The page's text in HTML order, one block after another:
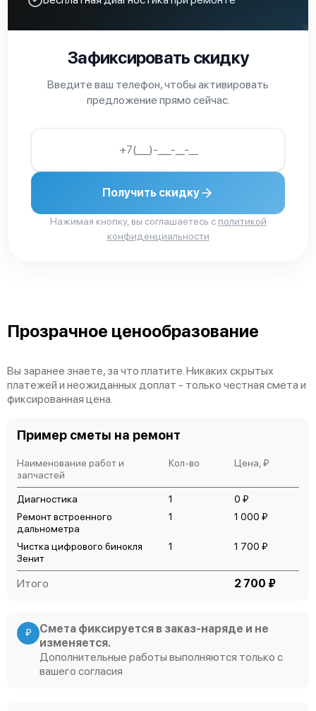
Зафиксировать скидку
Введите ваш телефон, чтобы активировать
предложение прямо сейчас.
Получить скидку
Нажимая кнопку, вы соглашаетесь с политикой
конфиденциальности
Прозрачное ценообразование
Вы заранее знаете, за что платите. Никаких скрытых
платежей и неожиданных доплат - только честная смета и
фиксированная цена.
Пример сметы на ремонт
Наименование работ и
запчастей
Кол-во Цена, ₽
Диагностика 1
0 ₽
Ремонт встроенного
дальнометра
1 1 000 ₽
Чистка цифрового бинокля
Зенит
1 1 700 ₽
Итого 2 700 ₽
₽
Смета фиксируется в заказ-наряде и не
изменяется.
Дополнительные работы выполняются только с
вашего согласия